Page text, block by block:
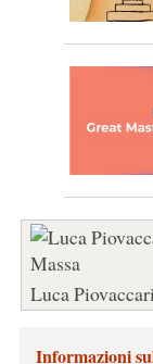
Luca
Informazioni